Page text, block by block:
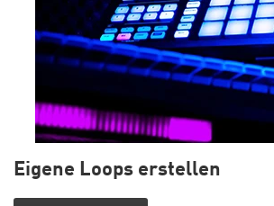
Eigene Loops erstellen